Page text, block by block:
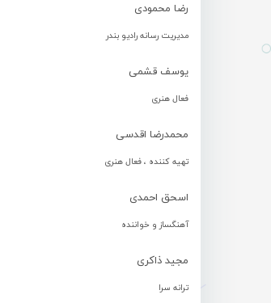
رضا محمودی
مدیریت رسانه رادیو بندر
یوسف قشمی
فعال هنری
محمدرضا اقدسی
تهیه کننده ، فعال هنری
اسحق احمدی
آهنگساز و خواننده
مجید ذاکری
ترانه سرا